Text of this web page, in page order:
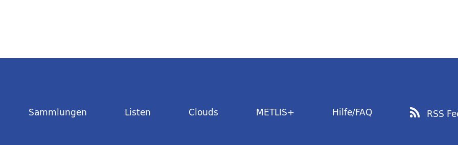
Sammlungen Listen Clouds METLIS+ Hilfe/FAQ RSS